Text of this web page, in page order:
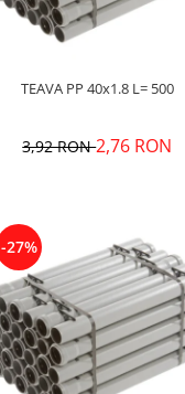
TEAVA PP 40x1.8 L= 500
3,92 RON2,76 RON
-27%